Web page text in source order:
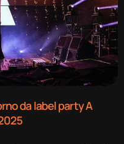
da label party A